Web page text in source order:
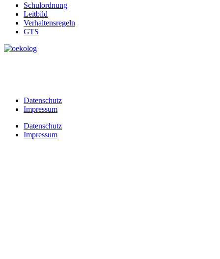
Schulordnung
Leitbild
Verhaltensregeln
GTS
Datenschutz
Impressum
Datenschutz
Impressum